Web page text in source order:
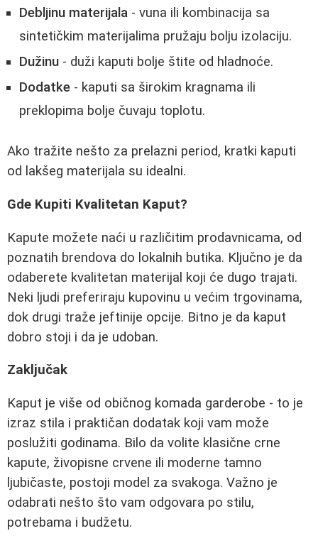
Debljinu materijala - vuna ili kombinacija sa
sintetičkim materijalima pružaju bolju izolaciju.
Dužinu - duži kaputi bolje štite od hladnoće.
Dodatke - kaputi sa širokim kragnama ili
preklopima bolje čuvaju toplotu.
Ako tražite nešto za prelazni period, kratki kaputi
od lakšeg materijala su idealni.
Gde Kupiti Kvalitetan Kaput?
Kapute možete naći u različitim prodavnicama, od
poznatih brendova do lokalnih butika. Ključno je da
odaberete kvalitetan materijal koji će dugo trajati.
Neki ljudi preferiraju kupovinu u većim trgovinama,
dok drugi traže jeftinije opcije. Bitno je da kaput
dobro stoji i da je udoban.
Zaključak
Kaput je više od običnog komada garderobe - to je
izraz stila i praktičan dodatak koji vam može
poslužiti godinama. Bilo da volite klasične crne
kapute, živopisne crvene ili moderne tamno
ljubičaste, postoji model za svakoga. Važno je
odabrati nešto što vam odgovara po stilu,
potrebama i budžetu.